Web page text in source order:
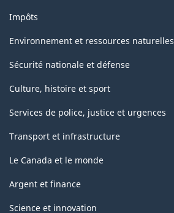
Impôts
Environnement et ressources naturelles
Sécurité nationale et défense
Culture, histoire et sport
Services de police, justice et urgences
Transport et infrastructure
Le Canada et le monde
Argent et finance
Science et innovation